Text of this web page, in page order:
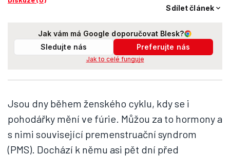
Sdílet článek
Jak vám má Google doporučovat Blesk?
Sledujte nás
Preferujte nás
Jak to celé funguje
Jsou dny během ženského cyklu, kdy se i
pohodářky mění ve fúrie. Můžou za to hormony a
s nimi související premenstruační syndrom
(PMS). Dochází k němu asi pět dní před